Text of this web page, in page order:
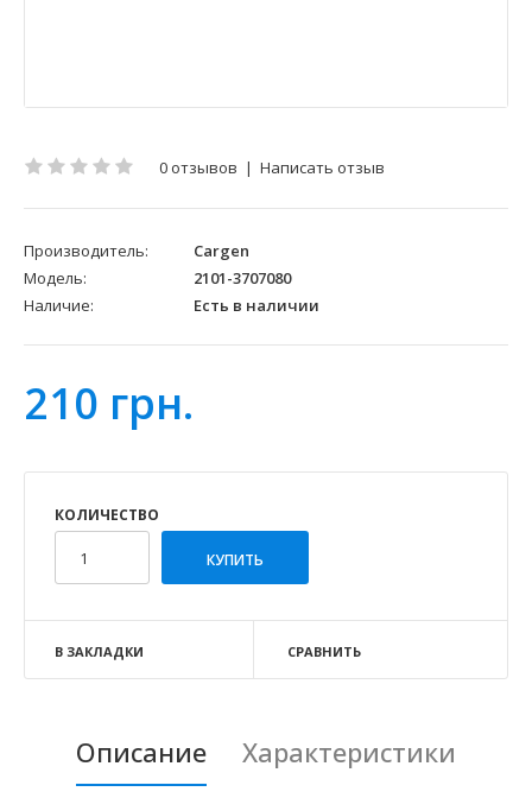
0 отзывов | Написать отзыв
Производитель:
Cargen
Модель:
2101-3707080
Наличие:
Есть в наличии
210 грн.
КОЛИЧЕСТВО
В ЗАКЛАДКИ СРАВНИТЬ
Описание
Характеристики